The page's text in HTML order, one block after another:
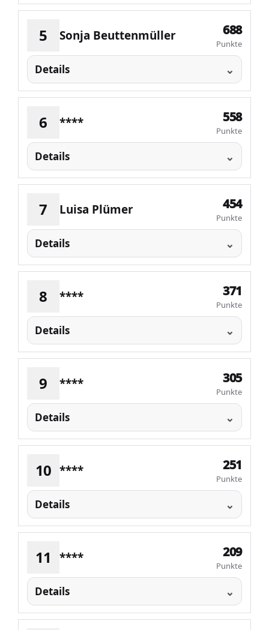
5 Sonja Beuttenmüller 688
Punkte
Details
6 **** 558
Punkte
Details
7 Luisa Plümer 454
Punkte
Details
8 **** 371
Punkte
Details
9 **** 305
Punkte
Details
10 **** 251
Punkte
Details
11 **** 209
Punkte
Details